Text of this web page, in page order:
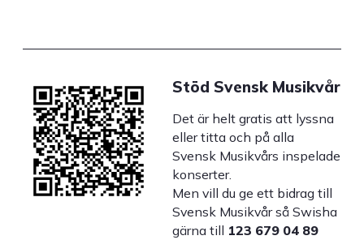
Stöd Svensk Musikvår
Det är helt gratis att lyssna
eller titta och på alla
Svensk Musikvårs inspelade
konserter.
Men vill du ge ett bidrag till
Svensk Musikvår så Swisha
gärna till 123 679 04 89